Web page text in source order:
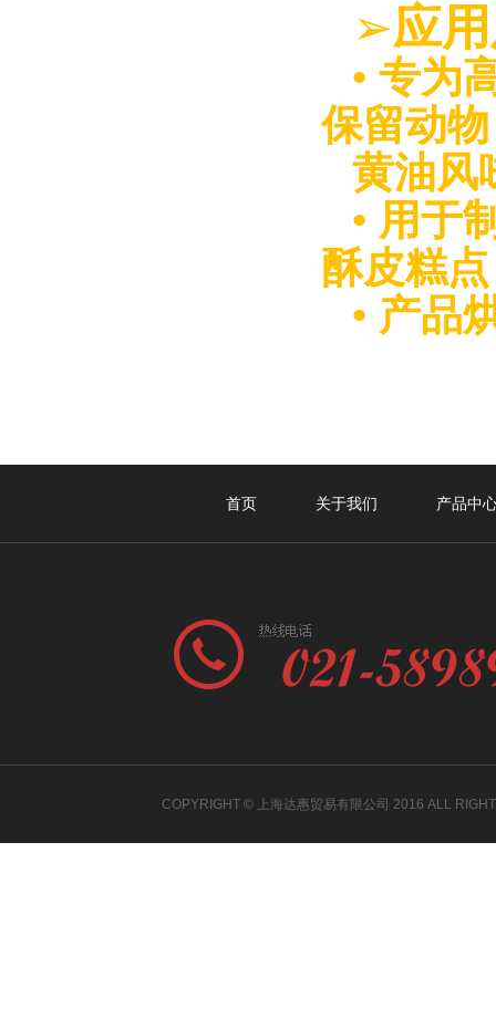
➢应
• 专为
保留动物
黄油风
• 用于
酥皮糕点
• 产品
首页 关于我们 产品中
COPYRIGHT © 上海达惠贸易有限公司 2016 ALL